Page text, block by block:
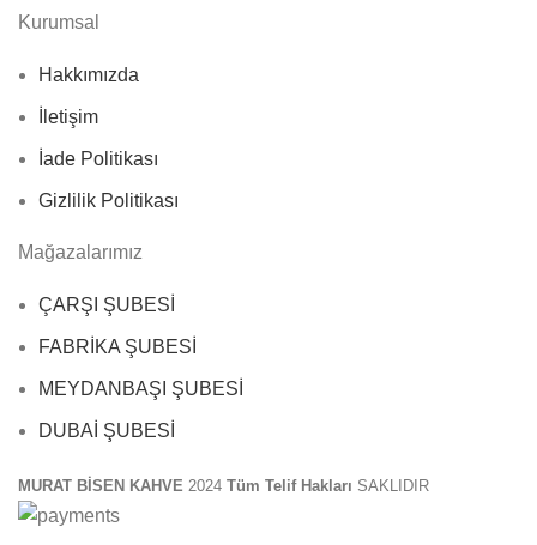
Kurumsal
Hakkımızda
İletişim
İade Politikası
Gizlilik Politikası
Mağazalarımız
ÇARŞI ŞUBESİ
FABRİKA ŞUBESİ
MEYDANBAŞI ŞUBESİ
DUBAİ ŞUBESİ
MURAT BİSEN KAHVE 2024 Tüm Telif Hakları SAKLIDIR